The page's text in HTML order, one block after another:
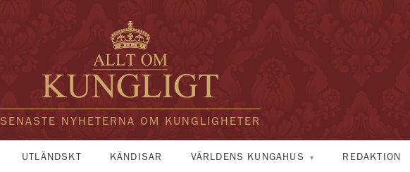
SENASTE NYHETERNA OM KUNGLIGHETER
UTLÄNDSKT KÄNDISAR VÄRLDENS KUNGAHUS REDAKTION